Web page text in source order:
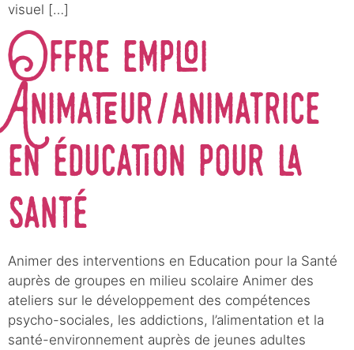
visuel […]
Offre emploi
Animateur/animatrice
en éducation pour la
santé
Animer des interventions en Education pour la Santé
auprès de groupes en milieu scolaire Animer des
ateliers sur le développement des compétences
psycho-sociales, les addictions, l’alimentation et la
santé-environnement auprès de jeunes adultes